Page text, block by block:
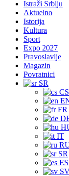
Istraži Srbiju
Aktuelno
Istorija
Kultura
Sport
Expo 2027
Pravoslavlje
Magazin
Povratnici
SR
CS
FR
IT
SR
ES